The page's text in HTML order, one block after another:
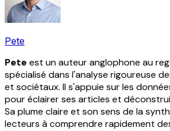
Pete
Pete est un auteur anglophone au
spécialisé dans l'analyse rigoureuse
et sociétaux. Il s'appuie sur les
pour éclairer ses articles et
Sa plume claire et son sens de la
lecteurs à comprendre rapidement